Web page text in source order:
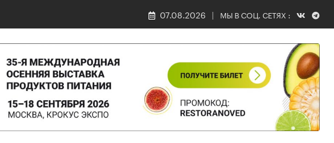
07.08.2026 МЫ В СОЦ. СЕТЯХ :